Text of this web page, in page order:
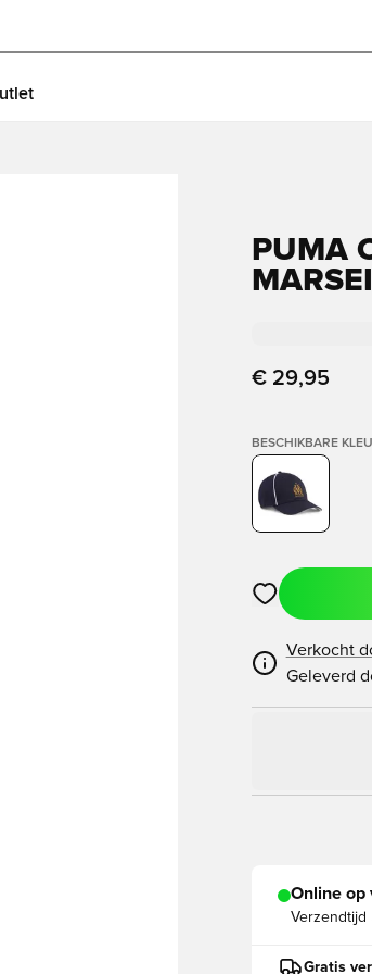
PUMA
€ 29,95
BESCHIKBARE
Opent een
Verkocht
Geleverd
Online op
Verzendtijd
Gratis